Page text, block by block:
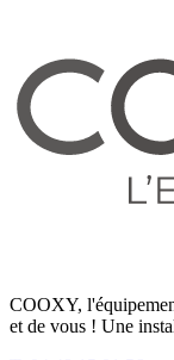
COOXY,
et de vous ! Une